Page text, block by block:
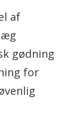
af
gødning
for